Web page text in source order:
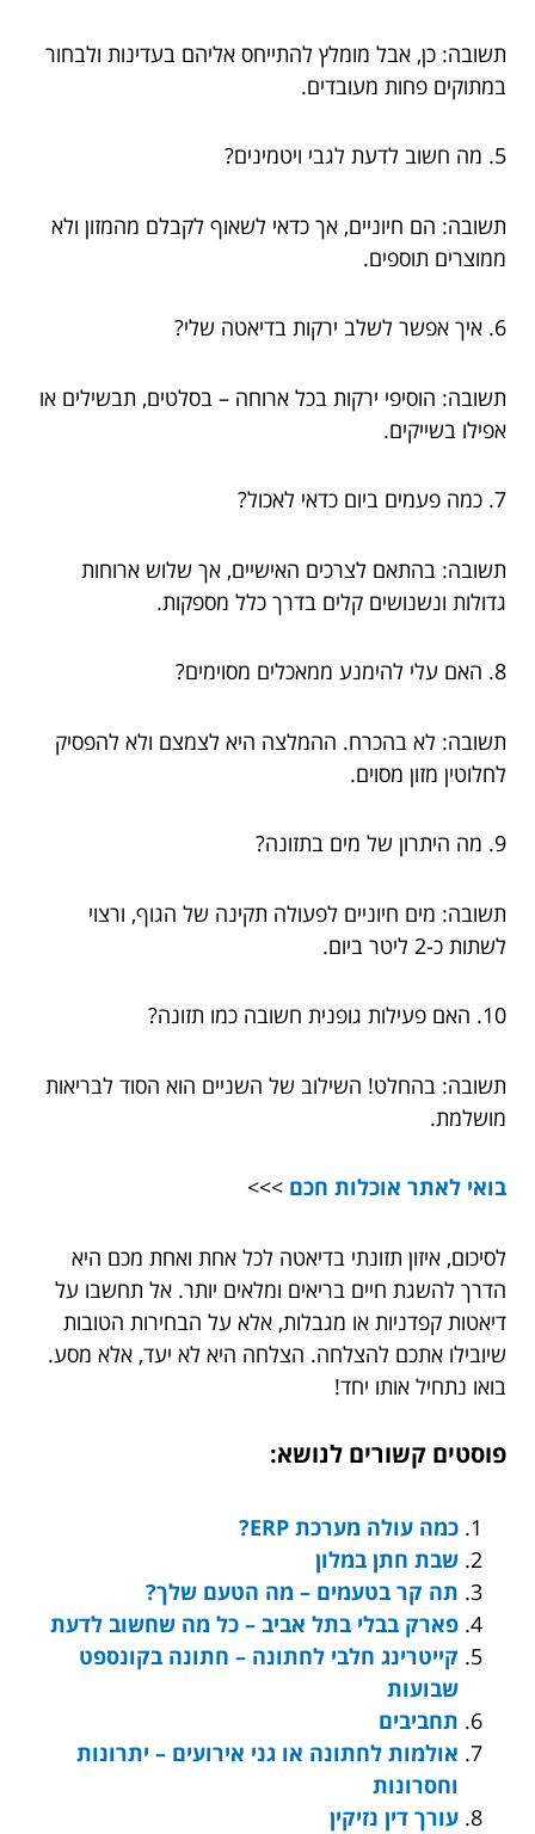
תשובה: כן, אבל מומלץ להתייחס אליהם בעדינות ולבחור
במתוקים פחות מעובדים.
5. מה חשוב לדעת לגבי ויטמינים?
תשובה: הם חיוניים, אך כדאי לשאוף לקבלם מהמזון ולא
ממוצרים תוספים.
6. איך אפשר לשלב ירקות בדיאטה שלי?
תשובה: הוסיפי ירקות בכל ארוחה – בסלטים, תבשילים או
אפילו בשייקים.
7. כמה פעמים ביום כדאי לאכול?
תשובה: בהתאם לצרכים האישיים, אך שלוש ארוחות
גדולות ונשנושים קלים בדרך כלל מספקות.
8. האם עלי להימנע ממאכלים מסוימים?
תשובה: לא בהכרח. ההמלצה היא לצמצם ולא להפסיק
לחלוטין מזון מסוים.
9. מה היתרון של מים בתזונה?
תשובה: מים חיוניים לפעולה תקינה של הגוף, ורצוי
לשתות כ-2 ליטר ביום.
10. האם פעילות גופנית חשובה כמו תזונה?
תשובה: בהחלט! השילוב של השניים הוא הסוד לבריאות
מושלמת.
בואי לאתר אוכלות חכם >>>
לסיכום, איזון תזונתי בדיאטה לכל אחת ואחת מכם היא
הדרך להשגת חיים בריאים ומלאים יותר. אל תחשבו על
דיאטות קפדניות או מגבלות, אלא על הבחירות הטובות
שיובילו אתכם להצלחה. הצלחה היא לא יעד, אלא מסע.
בואו נתחיל אותו יחד!
פוסטים קשורים לנושא:
כמה עולה מערכת ERP?
שבת חתן במלון
תה קר בטעמים – מה הטעם שלך?
פארק בבלי בתל אביב – כל מה שחשוב לדעת
קייטרינג חלבי לחתונה – חתונה בקונספט
שבועות
תחביבים
אולמות לחתונה או גני אירועים – יתרונות
וחסרונות
עורך דין נזיקין